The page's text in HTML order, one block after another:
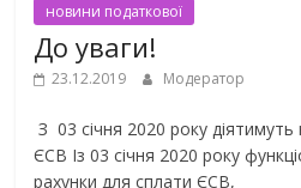
новини податкової
До уваги!
23.12.2019 Модератор
З 03 січня 2020 року діятимуть
ЄСВ Із 03 січня 2020 року
рахунки для сплати ЄСВ,